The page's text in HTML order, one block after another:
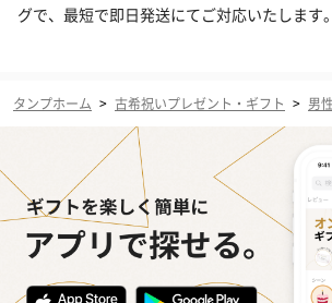
グで、最短で即日発送にてご対応いたします。
タンプホーム > 古希祝いプレゼント・ギフト > 男性